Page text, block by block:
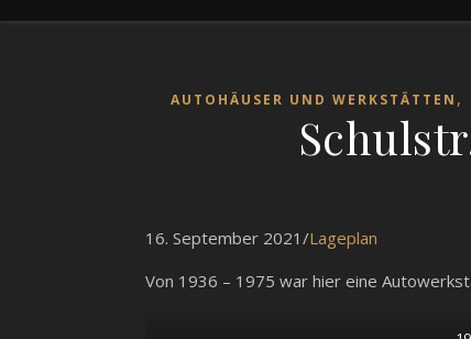
AUTOHÄUSER UND WERKSTÄTTEN ,
16. September 2021/Lageplan
Von 1936 – 1975 war hier eine